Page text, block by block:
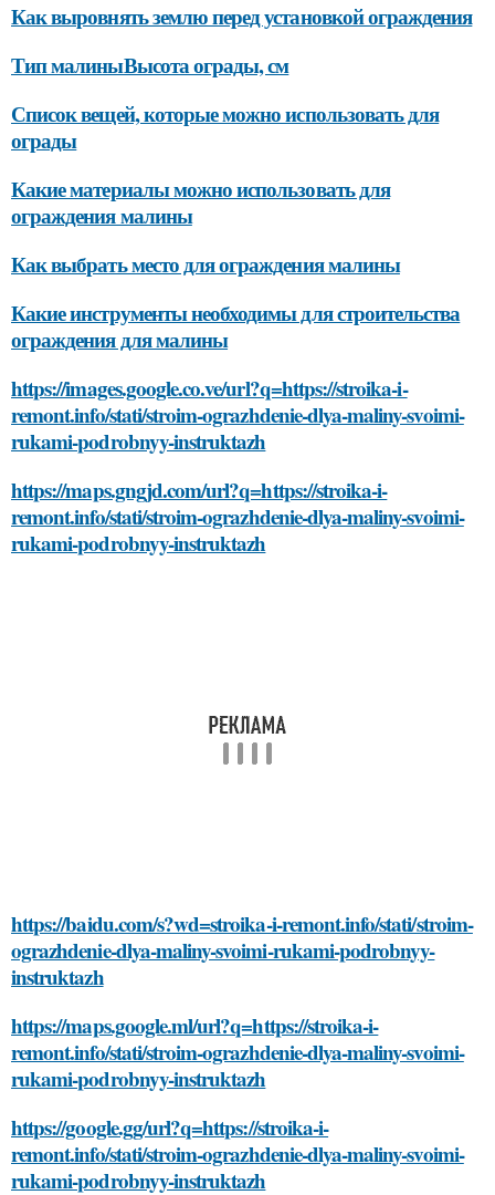
Как выровнять землю перед установкой ограждения
Тип малиныВысота ограды, см
Список вещей, которые можно использовать для
ограды
Какие материалы можно использовать для
ограждения малины
Как выбрать место для ограждения малины
Какие инструменты необходимы для строительства
ограждения для малины
https://images.google.co.ve/url?q=https://stroika-i-
remont.info/stati/stroim-ograzhdenie-dlya-maliny-svoimi-
rukami-podrobnyy-instruktazh
https://maps.gngjd.com/url?q=https://stroika-i-
remont.info/stati/stroim-ograzhdenie-dlya-maliny-svoimi-
rukami-podrobnyy-instruktazh
https://baidu.com/s?wd=stroika-i-remont.info/stati/stroim-
ograzhdenie-dlya-maliny-svoimi-rukami-podrobnyy-
instruktazh
https://maps.google.ml/url?q=https://stroika-i-
remont.info/stati/stroim-ograzhdenie-dlya-maliny-svoimi-
rukami-podrobnyy-instruktazh
https://google.gg/url?q=https://stroika-i-
remont.info/stati/stroim-ograzhdenie-dlya-maliny-svoimi-
rukami-podrobnyy-instruktazh